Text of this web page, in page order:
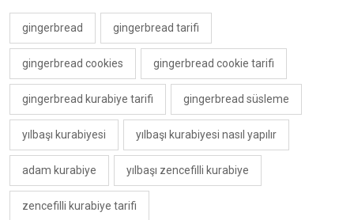
gingerbread gingerbread tarifi
gingerbread cookies gingerbread cookie tarifi
gingerbread kurabiye tarifi gingerbread süsleme
yılbaşı kurabiyesi yılbaşı kurabiyesi nasıl yapılır
adam kurabiye yılbaşı zencefilli kurabiye
zencefilli kurabiye tarifi